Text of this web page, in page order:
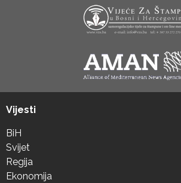
Vijesti
BiH
Svijet
Regija
Ekonomija